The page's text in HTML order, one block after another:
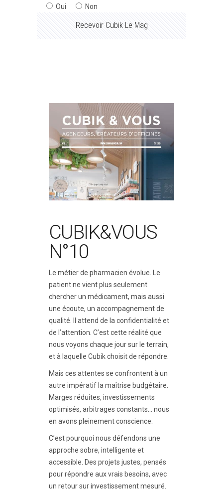
Oui
Non
CUBIK&VOUS
N°10
Le métier de pharmacien évolue. Le
patient ne vient plus seulement
chercher un médicament, mais aussi
une écoute, un accompagnement de
qualité. Il attend de la confidentialité et
de l’attention. C’est cette réalité que
nous voyons chaque jour sur le terrain,
et à laquelle Cubik choisit de répondre.
Mais ces attentes se confrontent à un
autre impératif la maîtrise budgétaire.
Marges réduites, investissements
optimisés, arbitrages constants… nous
en avons pleinement conscience.
C’est pourquoi nous défendons une
approche sobre, intelligente et
accessible. Des projets justes, pensés
pour répondre aux vrais besoins, avec
un retour sur investissement mesuré.